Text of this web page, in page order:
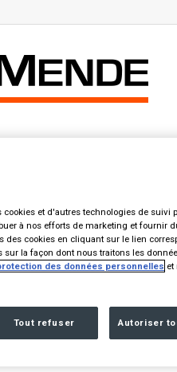
und
und Nordmende
et d'autres technologies de suivi
à nos efforts de marketing et fournir
des cookies en cliquant sur le lien
la façon dont nous traitons les
des données personnelles et
Tout refuser Autoriser